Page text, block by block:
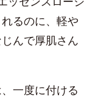
るのに、軽や
んで厚肌さん
一度に付ける